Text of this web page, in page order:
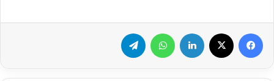
فيسبوك لينكدإن واتساب